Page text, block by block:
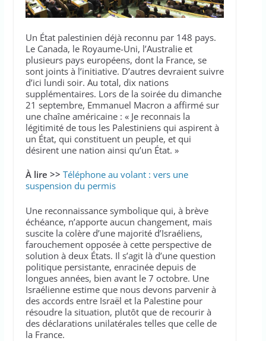
Un État palestinien déjà reconnu par 148 pays.
Le Canada, le Royaume-Uni, l’Australie et
plusieurs pays européens, dont la France, se
sont joints à l’initiative. D’autres devraient suivre
d’ici lundi soir. Au total, dix nations
supplémentaires. Lors de la soirée du dimanche
21 septembre, Emmanuel Macron a affirmé sur
une chaîne américaine : « Je reconnais la
légitimité de tous les Palestiniens qui aspirent à
un État, qui constituent un peuple, et qui
désirent une nation ainsi qu’un État. »
À lire >> Téléphone au volant : vers une
suspension du permis
Une reconnaissance symbolique qui, à brève
échéance, n’apporte aucun changement, mais
suscite la colère d’une majorité d’Israéliens,
farouchement opposée à cette perspective de
solution à deux États. Il s’agit là d’une question
politique persistante, enracinée depuis de
longues années, bien avant le 7 octobre. Une
Israélienne estime que nous devons parvenir à
des accords entre Israël et la Palestine pour
résoudre la situation, plutôt que de recourir à
des déclarations unilatérales telles que celle de
la France.